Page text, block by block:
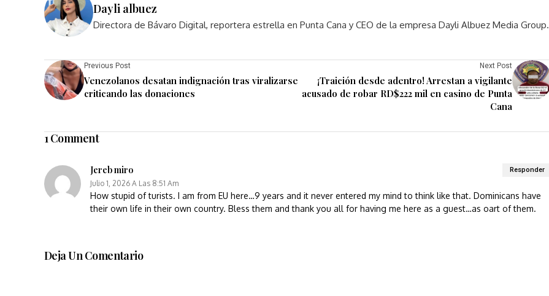
Dayli albuez
Directora de Bávaro Digital, reportera estrella en Punta Cana y CEO de la empresa Dayli Albuez Media Group.
Previous Post
Venezolanos desatan indignación tras viralizarse
criticando las donaciones
Next Post
¡Traición desde adentro! Arrestan a vigilante
acusado de robar RD$222 mil en casino de Punta
Cana
1 Comment
Jereb miro
Julio 1, 2026 A Las 8:51 Am
How stupid of turists. I am from EU here…9 years and it never entered my mind to think like that. Dominicans have
their own life in their own country. Bless them and thank you all for having me here as a guest…as oart of them.
Responder
Deja Un Comentario